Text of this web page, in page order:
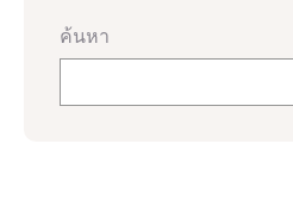
ค้นหา